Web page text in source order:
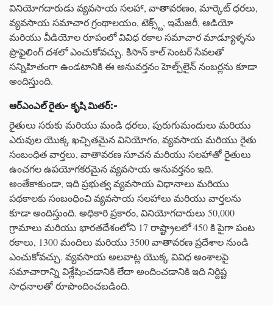
వినియోగదారుడు వ్యవసాయ సలహా, వాతావరణం, మార్కెట్ ధరలు,
వ్యవసాయ సమాచార గ్రంథాలయం, టెక్స్ట్, ఇమేజరీ, ఆడియో
మరియు వీడియోల రూపంలో వివిధ రకాల సమాచార మాడ్యూళ్ళను
ప్రొఫైలింగ్ దశలో ఎంచుకోవచ్చు. కిసాన్ కాల్ సెంటర్ సేవలతో
సన్నిహితంగా ఉండటానికి ఈ అనువర్తనం హెల్ప్‌లైన్ నంబర్లను కూడా
అందిస్తుంది.
ఆర్ఎంఎల్రైతు- కృషిమితర్:-
రైతులు సరుకు మరియు మండి ధరలు, పురుగుమందులు మరియు
ఎరువుల యొక్క ఖచ్చితమైన వినియోగం, వ్యవసాయ మరియు రైతు
సంబంధిత వార్తలు, వాతావరణ సూచన మరియు సలహాతో రైతులు
ఉంచగల ఉపయోగకరమైన వ్యవసాయ అనువర్తనం ఇది.
అంతేకాకుండా, ఇది ప్రభుత్వ వ్యవసాయ విధానాలు మరియు
పథకాలకు సంబంధించి వ్యవసాయ సలహాలు మరియు వార్తలను
కూడా అందిస్తుంది. అధికారి ప్రకారం, వినియోగదారులు 50,000
గ్రామాలు మరియు భారతదేశంలోని 17 రాష్ట్రాలలో 450 కి పైగా పంట
రకాలు, 1300 మందిలు మరియు 3500 వాతావరణ ప్రదేశాల నుండి
ఎంచుకోవచ్చు. వ్యవసాయ అలవాట్ల యొక్క వివిధ అంశాలపై
సమాచారాన్ని విశ్లేషించడానికి లేదా అందించడానికి ఇది నిర్దిష్ట
సాధనాలతో రూపొందించబడింది.